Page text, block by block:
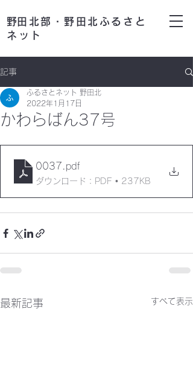
​野田北部・野田北ふるさと
ネット
記事
かわらばん37号
ふるさとネット 野田北
2022年1月17日
0037 .pdf
ダウンロード：PDF • 237KB
最新記事 すべて表示